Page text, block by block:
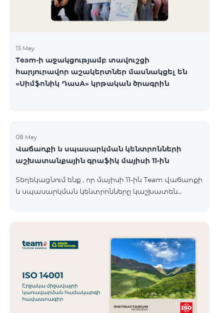
13 May
Team-ի աջակցությամբ տավուշցի
հարյուրավոր աշակերտներ մասնակցել են
«Սիմֆոնիկ ԴասA» կրթական ծրագրին
08 May
Վաճառքի և սպասարկման կենտրոնների
աշխատանքային գրաֆիկ մայիսի 11-ին
Տեղեկացնում ենք , որ մայիսի 11-ին Team վաճառքի
և սպասարկման կենտրոնները կաշխատեն
Բնականուն գրաֆիկը Մայիսի 11-ի փոփոխված
գրաֆիկը Երևան Կիլիկիա 09:00-18:00 09:00-17:00
Երևան Անդրանիկ 09:00-18:00 09:00-17:00 Երևան
ՀԱԹ 09:00-20:00 09:00-17:00 Երևան Ազատություն
09:00-19:00 09:00-17:00 Երևան Կոմիտաս 1 09:00-
19:00 09:00-17:00 Երևան Դավիթաշեն 09:00-20:00